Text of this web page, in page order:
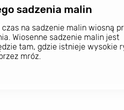
sadzenia malin
na sadzenie malin wiosną
Wiosenne sadzenie malin jest
tam, gdzie istnieje wysokie
mróz.